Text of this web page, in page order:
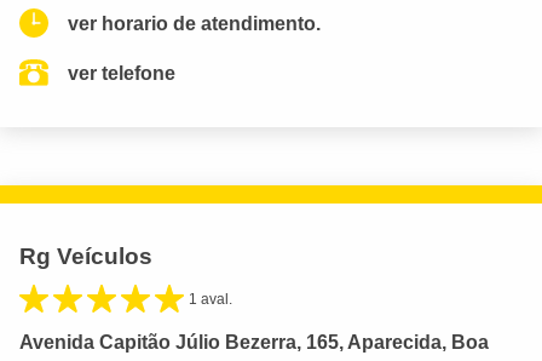
ver horario de atendimento.
ver telefone
Rg Veículos
1 aval.
Avenida Capitão Júlio Bezerra, 165, Aparecida, Boa